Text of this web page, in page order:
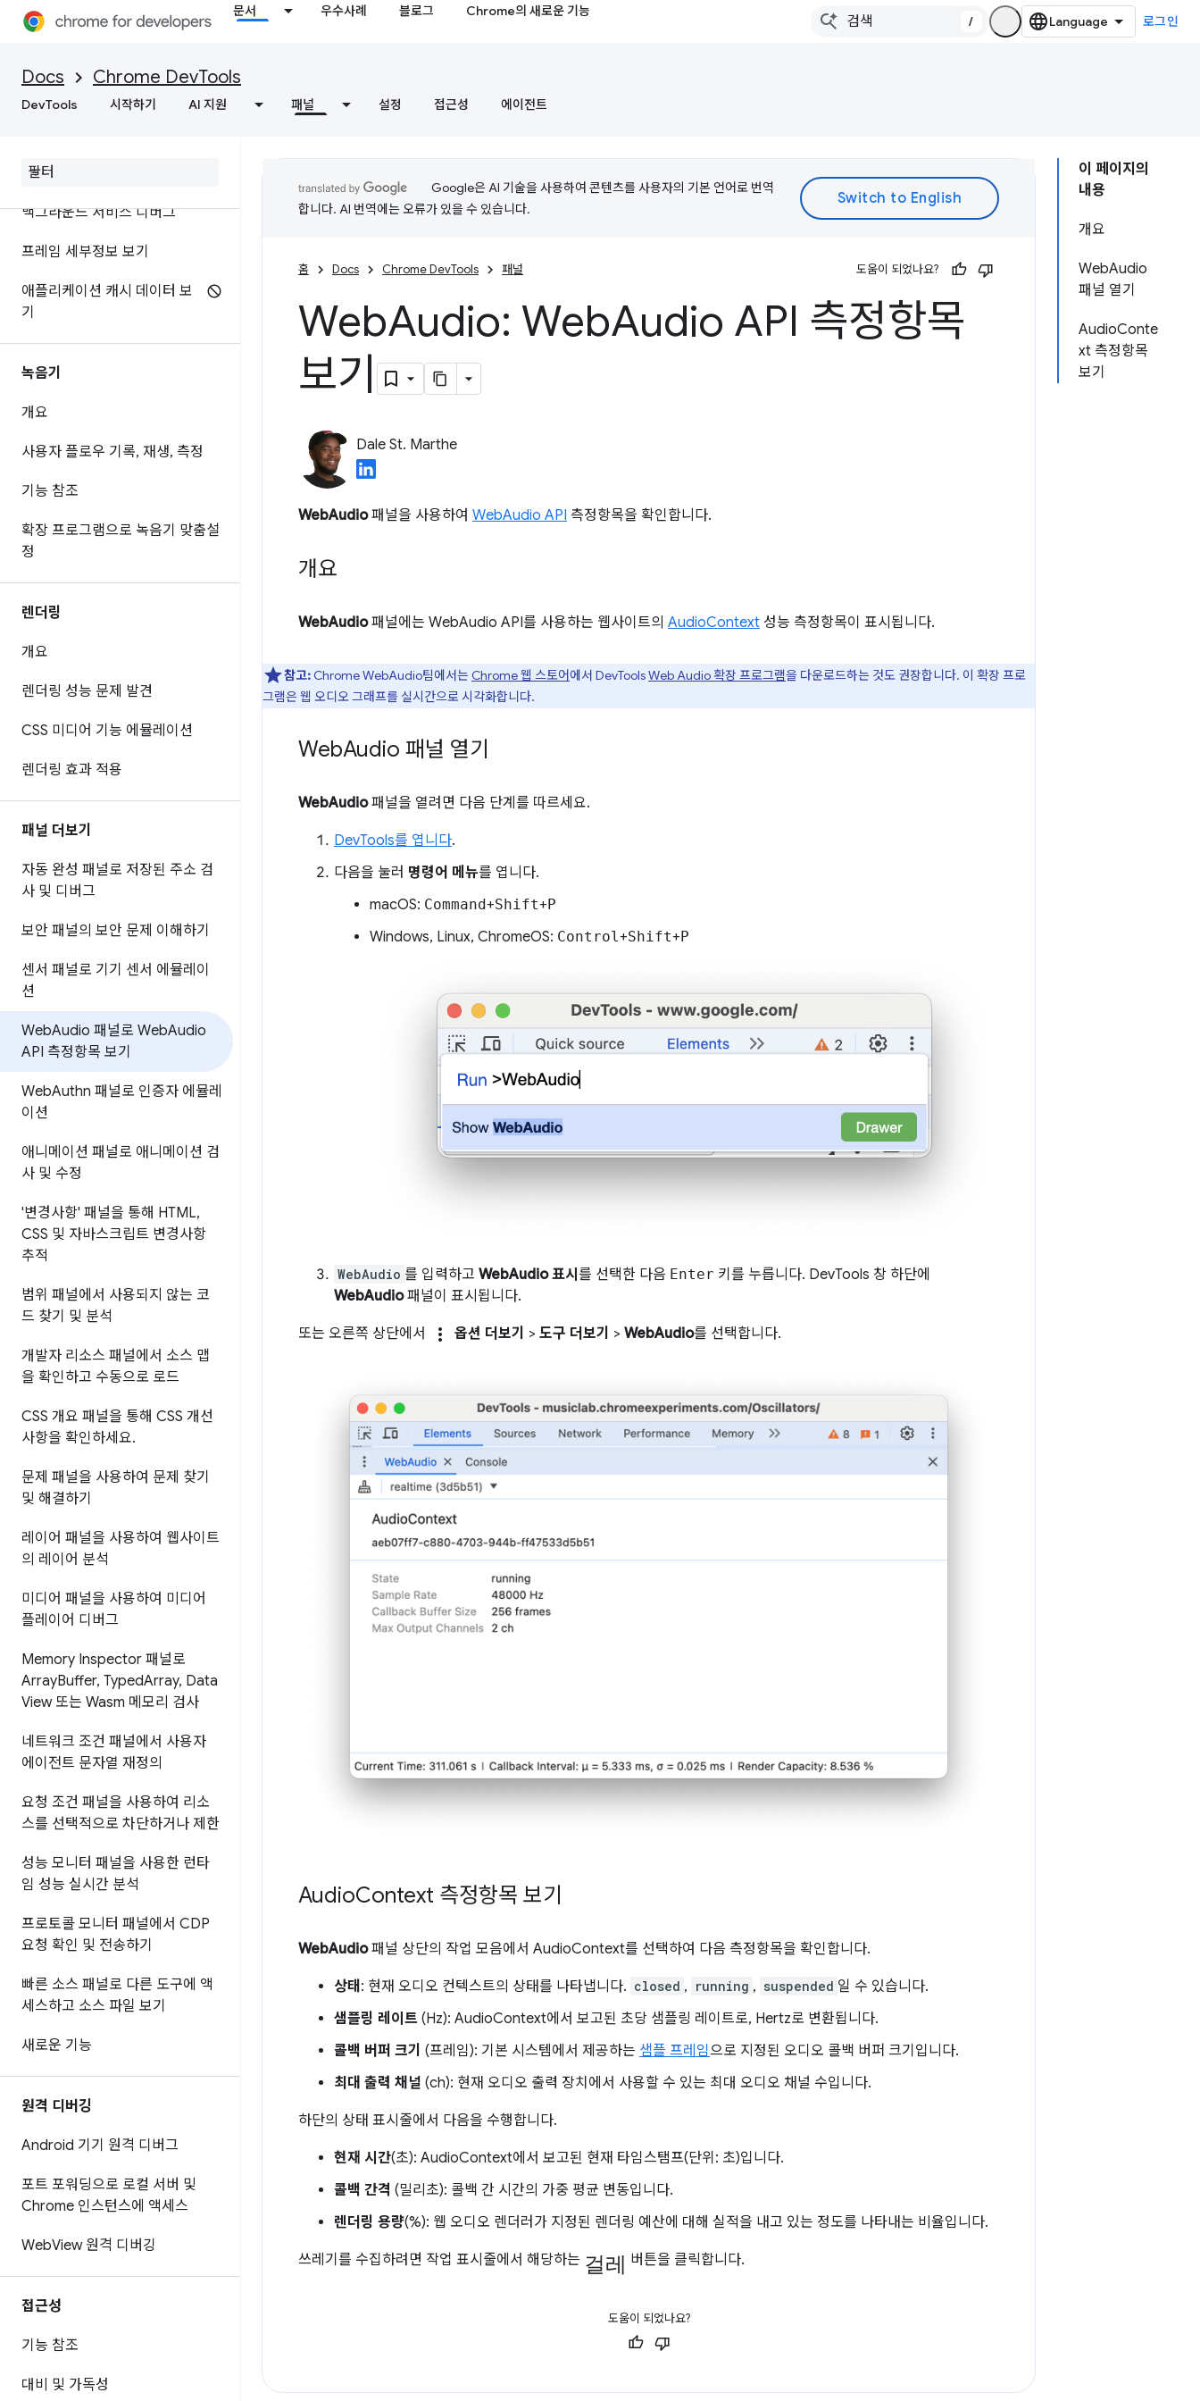
문서 우수사례 블로그 Chrome의 새로운 기능
/ 로그인
Docs Chrome DevTools
DevTools 시작하기 AI 지원 패널 설정 접근성 에이전트
쿠키 보기, 추가, 수정 및 삭제
뒤로-앞으로 캐싱 테스트
WebMCP 도구 디버그
백그라운드 서비스 디버그
프레임 세부정보 보기
애플리케이션 캐시 데이터 보
기
녹음기
개요
사용자 플로우 기록, 재생, 측정
기능 참조
확장 프로그램으로 녹음기 맞춤설
정
렌더링
개요
렌더링 성능 문제 발견
CSS 미디어 기능 에뮬레이션
렌더링 효과 적용
패널 더보기
자동 완성 패널로 저장된 주소 검
사 및 디버그
보안 패널의 보안 문제 이해하기
센서 패널로 기기 센서 에뮬레이
션
WebAudio 패널로 WebAudio
API 측정항목 보기
WebAuthn 패널로 인증자 에뮬레
이션
애니메이션 패널로 애니메이션 검
사 및 수정
'변경사항' 패널을 통해 HTML,
CSS 및 자바스크립트 변경사항
추적
범위 패널에서 사용되지 않는 코
드 찾기 및 분석
개발자 리소스 패널에서 소스 맵
을 확인하고 수동으로 로드
CSS 개요 패널을 통해 CSS 개선
사항을 확인하세요.
문제 패널을 사용하여 문제 찾기
및 해결하기
레이어 패널을 사용하여 웹사이트
의 레이어 분석
미디어 패널을 사용하여 미디어
플레이어 디버그
Memory Inspector 패널로
ArrayBuffer, TypedArray, Data
View 또는 Wasm 메모리 검사
네트워크 조건 패널에서 사용자
에이전트 문자열 재정의
요청 조건 패널을 사용하여 리소
스를 선택적으로 차단하거나 제한
성능 모니터 패널을 사용한 런타
임 성능 실시간 분석
프로토콜 모니터 패널에서 CDP
요청 확인 및 전송하기
빠른 소스 패널로 다른 도구에 액
세스하고 소스 파일 보기
새로운 기능
원격 디버깅
Android 기기 원격 디버그
포트 포워딩으로 로컬 서버 및
Chrome 인스턴스에 액세스
WebView 원격 디버깅
접근성
기능 참조
대비 및 가독성
이 페이지의
내용
개요
WebAudio
패널 열기
AudioConte
xt 측정항목
보기
Google은 AI 기술을 사용하여 콘텐츠를 사용자의 기본 언어로 번역
합니다. AI 번역에는 오류가 있을 수 있습니다.
홈 Docs Chrome DevTools 패널 도움이 되었나요?
WebAudio: WebAudio API 측정항목
보기
Dale St. Marthe
WebAudio패널을 사용하여 WebAudio API 측정항목을 확인합니다.
개요
WebAudio패널에는 WebAudio API를 사용하는 웹사이트의 AudioContext 성능 측정항목이 표시됩니다.
참고: Chrome WebAudio팀에서는 Chrome 웹 스토어에서 DevToolsWeb Audio 확장 프로그램을 다운로드하는 것도 권장합니다. 이 확장 프로
그램은 웹 오디오 그래프를 실시간으로 시각화합니다.
WebAudio 패널 열기
WebAudio패널을 열려면 다음 단계를 따르세요.
DevTools를 엽니다.
다음을 눌러 명령어 메뉴를 엽니다.
macOS: Command+Shift+P
Windows, Linux, ChromeOS: Control+Shift+P
WebAudio 를 입력하고 WebAudio 표시 를 선택한 다음 Enter 키를 누릅니다. DevTools 창 하단에
WebAudio패널이 표시됩니다.
또는 오른쪽 상단에서 more_vert 옵션 더보기 > 도구 더보기 > WebAudio를 선택합니다.
AudioContext 측정항목 보기
WebAudio패널 상단의 작업 모음에서 AudioContext를 선택하여 다음 측정항목을 확인합니다.
상태 : 현재 오디오 컨텍스트의 상태를 나타냅니다. closed , running , suspended 일 수 있습니다.
샘플링 레이트 (Hz): AudioContext에서 보고된 초당 샘플링 레이트로, Hertz로 변환됩니다.
콜백 버퍼 크기 (프레임): 기본 시스템에서 제공하는 샘플 프레임으로 지정된 오디오 콜백 버퍼 크기입니다.
최대 출력 채널 (ch): 현재 오디오 출력 장치에서 사용할 수 있는 최대 오디오 채널 수입니다.
하단의 상태 표시줄에서 다음을 수행합니다.
현재 시간(초): AudioContext에서 보고된 현재 타임스탬프(단위: 초)입니다.
콜백 간격 (밀리초): 콜백 간 시간의 가중 평균 변동입니다.
렌더링 용량(%): 웹 오디오 렌더러가 지정된 렌더링 예산에 대해 실적을 내고 있는 정도를 나타내는 비율입니다.
쓰레기를 수집하려면 작업 표시줄에서 해당하는 걸레 버튼을 클릭합니다.
도움이 되었나요?